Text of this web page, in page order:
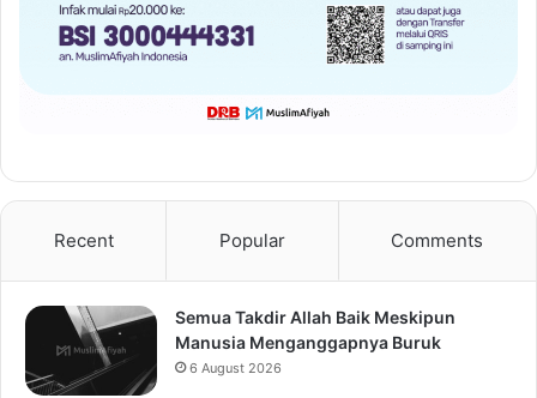
Recent Popular Comments
Semua Takdir Allah Baik Meskipun
Manusia Menganggapnya Buruk
6 August 2026